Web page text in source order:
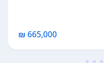
665,000 ₪